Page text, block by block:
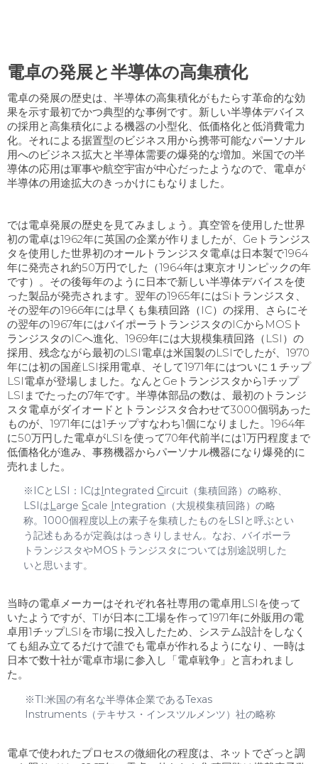
電卓の発展と半導体の高集積化
電卓の発展の歴史は、半導体の高集積化がもたらす革命的な効
果を示す最初でかつ典型的な事例です。新しい半導体デバイス
の採用と高集積化による機器の小型化、低価格化と低消費電力
化。それによる据置型のビジネス用から携帯可能なパーソナル
用へのビジネス拡大と半導体需要の爆発的な増加。米国での半
導体の応用は軍事や航空宇宙が中心だったようなので、電卓が
半導体の用途拡大のきっかけにもなりました。
では電卓発展の歴史を見てみましょう。真空管を使用した世界
初の電卓は1962年に英国の企業が作りましたが、 Ge トランジス
タを使用した世界初のオールトランジスタ電卓は日本製で1964
年に発売され約50万円でした（1964年は東京オリンピックの年
です）。その後毎年のように日本で新しい半導体デバイスを使
った製品が発売されます。翌年の1965年にはSiトランジスタ、
その翌年の1966年には早くも集積回路（IC）の採用、さらにそ
の翌年の1967年にはバイポーラトランジスタのICからMOSト
ランジスタのICへ進化、1969年には大規模集積回路（LSI）の
採用、残念ながら最初のLSI電卓は米国製のLSIでしたが、1970
年には初の国産LSI採用電卓、そして1971年にはついに１チップ
LSI電卓が登場しました。なんとGeトランジスタから1チップ
LSIまでたったの7年です。半導体部品の数は、最初のトランジ
スタ電卓がダイオードとトランジスタ合わせて3000個弱あった
ものが、1971年には1チップすなわち1個になりました。1964年
に50万円した電卓がLSIを使って70年代前半には1万円程度まで
低価格化が進み、事務機器からパーソナル機器になり爆発的に
売れました。
※ICと LSI ： ICは ntegrated Circuit （集積回路）の略称、
LSI は LargeScale ntegration （大規模集積回路）の略
称。1000個程度以上の素子を集積したものを LSI と呼ぶとい
う記述もあるが定義ははっきりしません。なお、バイポーラ
トランジスタやMOS トランジスタについては別途説明した
いと思います。
当時の電卓メーカーはそれぞれ各社専用の電卓用LSI を使って
いたようですが、 TIが日本に工場を作って1971年に外販用の電
卓用1チップLSI を市場に投入したため、システム設計をしなく
ても組み立てるだけで誰でも電卓が作れるようになり、一時は
日本で数十社が電卓市場に参入し「電卓戦争」と言われまし
た。
※TI:米国の有名な半導体企業であるTexas
Instruments（テキサス・インスツルメンツ）社の略称
電卓で使われたプロセスの微細化の程度は、ネットでざっと調